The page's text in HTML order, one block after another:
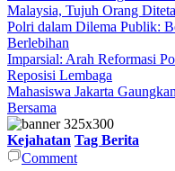
Malaysia, Tujuh Orang
Polri dalam Dilema Publik:
Berlebihan
Imparsial: Arah Reformasi
Reposisi Lembaga
Mahasiswa Jakarta
Bersama
Kejahatan Tag Berita
Comment